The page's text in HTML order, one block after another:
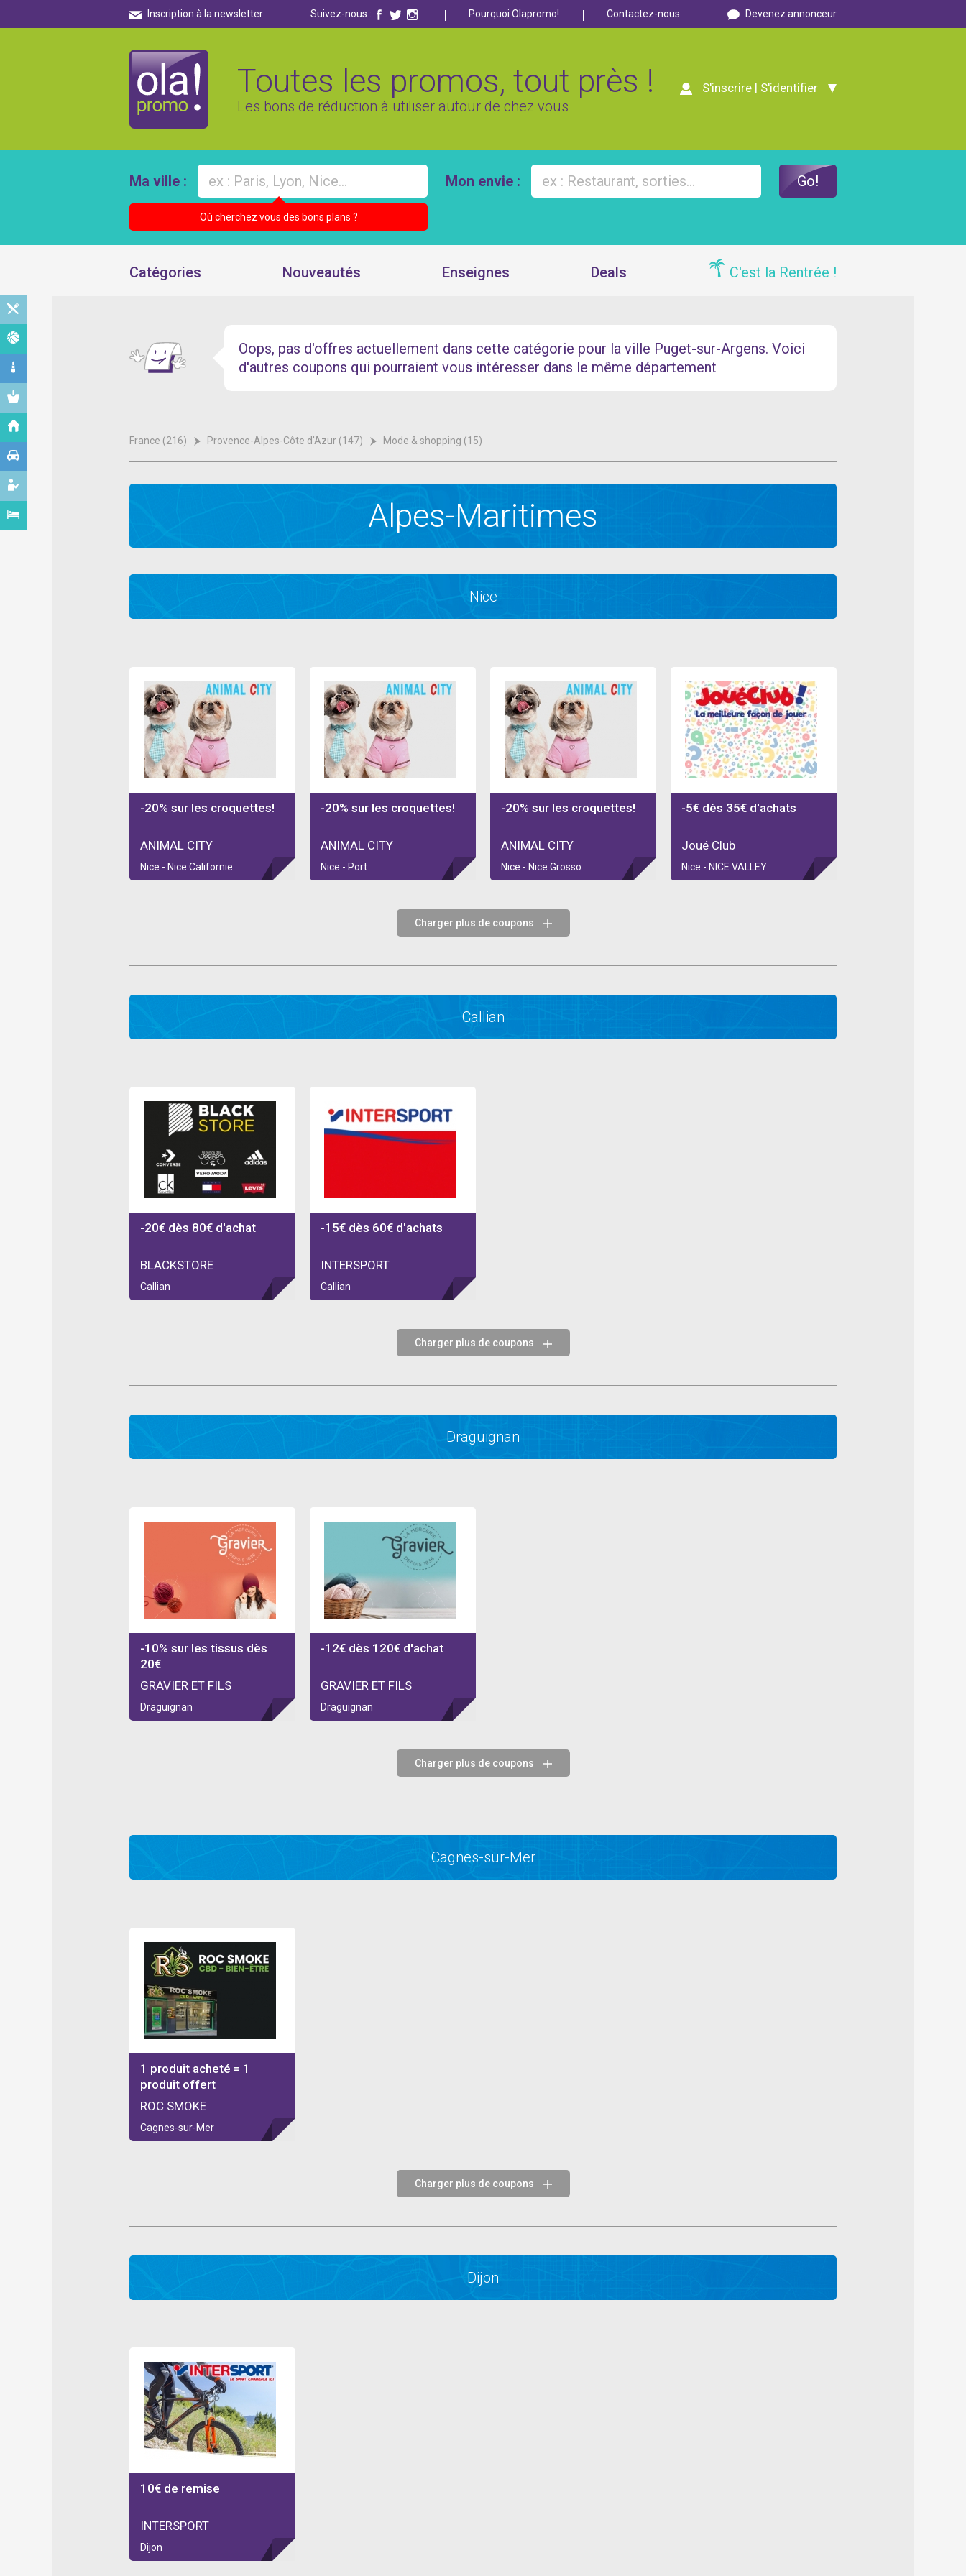
Inscription à la newsletter Suivez-nous : Pourquoi Olapromo! Contactez-nous Devenez annonceur
Toutes les promos, tout près !
Les bons de réduction à utiliser autour de chez vous
S'inscrire | S'identifier
Ma ville :
Où cherchez vous des bons plans ?
Mon envie :
Catégories Nouveautés Enseignes Deals C'est la Rentrée !
Oops, pas d'offres actuellement dans cette catégorie pour la ville Puget-sur-Argens. Voici
d'autres coupons qui pourraient vous intéresser dans le même département
France (216) Provence-Alpes-Côte d'Azur (147) Mode & shopping (15)
Alpes-Maritimes
Nice
-20% sur les croquettes!
ANIMAL CITY
Nice - Nice Californie
-20% sur les croquettes!
ANIMAL CITY
Nice - Port
-20% sur les croquettes!
ANIMAL CITY
Nice - Nice Grosso
-5€ dès 35€ d'achats
Joué Club
Nice - NICE VALLEY
Charger plus de coupons
Callian
-20€ dès 80€ d'achat
BLACKSTORE
Callian
-15€ dès 60€ d'achats
INTERSPORT
Callian
Charger plus de coupons
Draguignan
-10% sur les tissus dès
20€
GRAVIER ET FILS
Draguignan
-12€ dès 120€ d'achat
GRAVIER ET FILS
Draguignan
Charger plus de coupons
Cagnes-sur-Mer
1 produit acheté = 1
produit offert
ROC SMOKE
Cagnes-sur-Mer
Charger plus de coupons
Dijon
10€ de remise
INTERSPORT
Dijon